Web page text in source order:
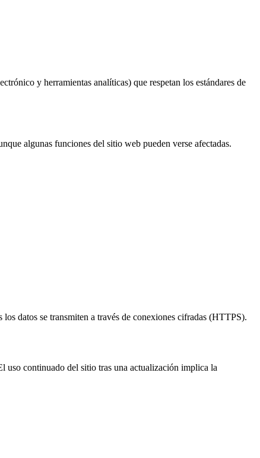
y herramientas analíticas) que respetan los estándares de
algunas funciones del sitio web pueden verse afectadas.
datos se transmiten a través de conexiones cifradas (HTTPS).
uso continuado del sitio tras una actualización implica la